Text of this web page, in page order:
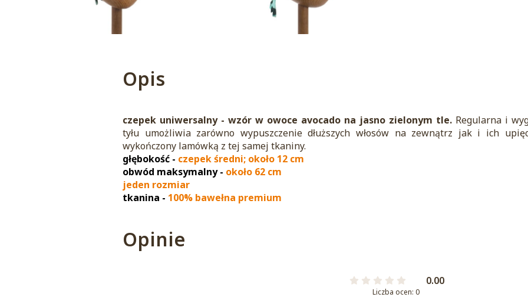
Opis
czepek uniwersalny - wzór w owoce avocado na jasno zielonym tle. Regularna i
tyłu umożliwia zarówno wypuszczenie dłuższych włosów na zewnątrz jak i ich
wykończony lamówką z tej samej tkaniny.
głębokość - czepek średni; około 12 cm
obwód maksymalny - około 62 cm
jeden rozmiar
tkanina - 100% bawełna premium
Opinie
0.00
Liczba ocen: 0